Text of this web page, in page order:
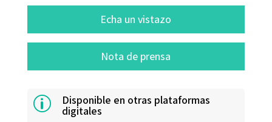
Echa un vistazo
Nota de prensa
p Disponible en otras plataformas
digitales